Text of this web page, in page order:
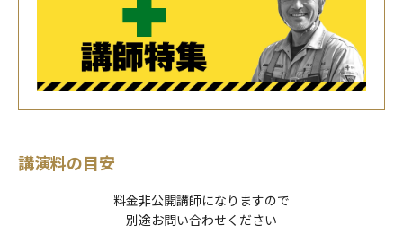
講演料の目安
料金非公開講師になりますので
別途お問い合わせください